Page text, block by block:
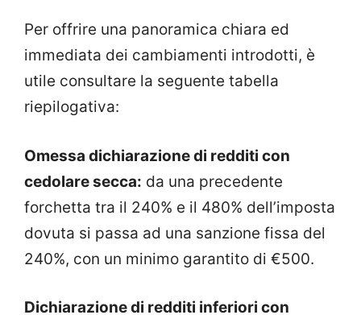
Per offrire una panoramica chiara ed
immediata dei cambiamenti introdotti, è
utile consultare la seguente tabella
riepilogativa:
Omessa dichiarazione di redditi con
cedolare secca: da una precedente
forchetta tra il 240% e il 480% dell’imposta
dovuta si passa ad una sanzione fissa del
240%, con un minimo garantito di €500.
Dichiarazione di redditi inferiori con